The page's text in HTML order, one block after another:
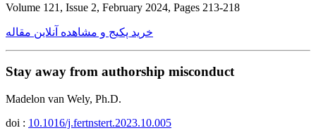
Volume 121, Issue 2, February 2024, Pages 213-218
خرید پکیج و مشاهده آنلاین مقاله
Stay away from authorship misconduct
Madelon van Wely, Ph.D.
doi : 10.1016/j.fertnstert.2023.10.005